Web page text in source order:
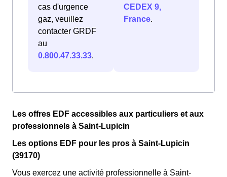
cas d'urgence
gaz, veuillez
contacter GRDF
au
0.800.47.33.33.
CEDEX 9,
France.
Les offres EDF accessibles aux particuliers et aux
professionnels à Saint-Lupicin
Les options EDF pour les pros à Saint-Lupicin
(39170)
Vous exercez une activité professionnelle à Saint-